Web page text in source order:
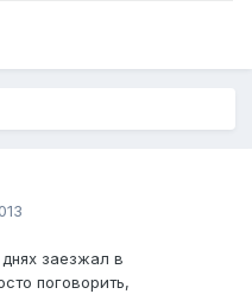
заезжал в
поговорить,